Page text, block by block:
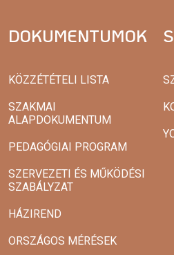
DOKUMENTUMOK
KÖZZÉTÉTELI LISTA
SZAKMAI
ALAPDOKUMENTUM
PEDAGÓGIAI PROGRAM
SZERVEZETI ÉS MŰKÖDÉSI
SZABÁLYZAT
HÁZIREND
ORSZÁGOS MÉRÉSEK